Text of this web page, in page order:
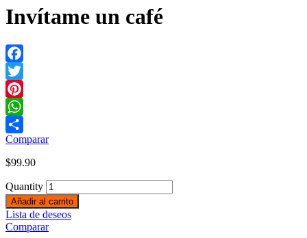
Invítame un café
Facebook
Twitter
Pinterest
WhatsApp
Share
Comparar
$99.90
Quantity
Añadir al carrito
Lista de deseos
Comparar